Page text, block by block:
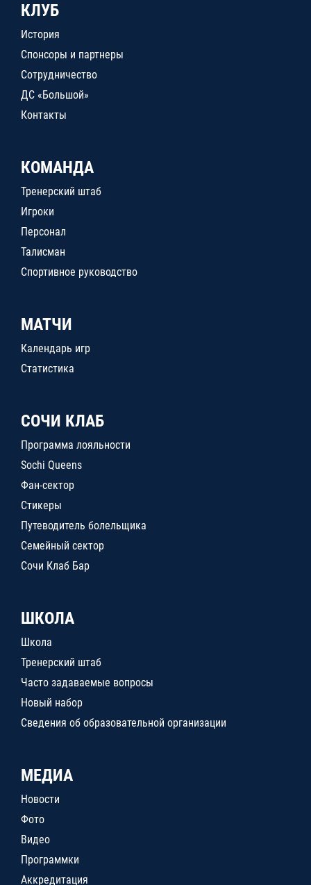
КЛУБ
История
Спонсоры и партнеры
Сотрудничество
ДС «Большой»
Контакты
КОМАНДА
Тренерский штаб
Игроки
Персонал
Талисман
Спортивное руководство
МАТЧИ
Календарь игр
Статистика
СОЧИ КЛАБ
Программа лояльности
Sochi Queens
Фан-сектор
Стикеры
Путеводитель болельщика
Семейный сектор
Сочи Клаб Бар
ШКОЛА
Школа
Тренерский штаб
Часто задаваемые вопросы
Новый набор
Сведения об образовательной организации
МЕДИА
Новости
Фото
Видео
Программки
Аккредитация